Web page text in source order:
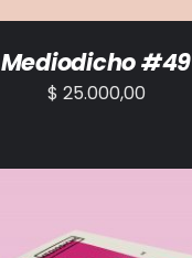
Mediodicho #49
$ 25.000,00